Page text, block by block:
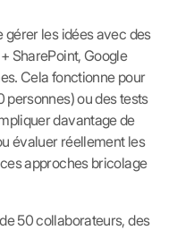
gérer les idées avec des
SharePoint, Google
Cela fonctionne pour
personnes) ou des tests
davantage de
évaluer réellement les
approches bricolage
50 collaborateurs, des